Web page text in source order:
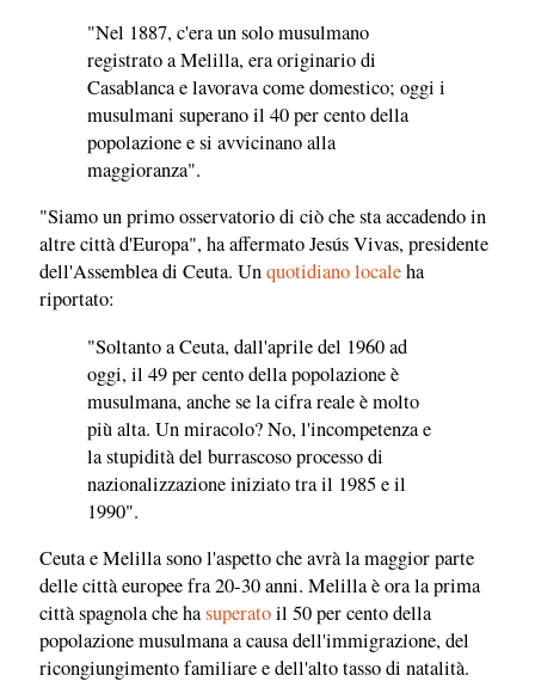
"Nel 1887, c'era un solo musulmano
registrato a Melilla, era originario di
Casablanca e lavorava come domestico; oggi i
musulmani superano il 40 per cento della
popolazione e si avvicinano alla
maggioranza".
"Siamo un primo osservatorio di ciò che sta accadendo in
altre città d'Europa", ha affermato Jesús Vivas, presidente
dell'Assemblea di Ceuta. Unquotidiano localeha
riportato:
"Soltanto a Ceuta, dall'aprile del 1960 ad
oggi, il 49 per cento della popolazione è
musulmana, anche se la cifra reale è molto
più alta. Un miracolo? No, l'incompetenza e
la stupidità del burrascoso processo di
nazionalizzazione iniziato tra il 1985 e il
1990".
Ceuta e Melilla sono l'aspetto che avrà la maggior parte
delle città europee fra 20-30 anni. Melilla è ora la prima
città spagnola che hasuperatoil 50 per cento della
popolazione musulmana a causa dell'immigrazione, del
ricongiungimento familiare e dell'alto tasso di natalità.